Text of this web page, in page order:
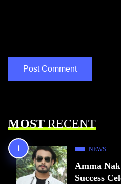
MOSTRECENT
NEWS
Amma
Success